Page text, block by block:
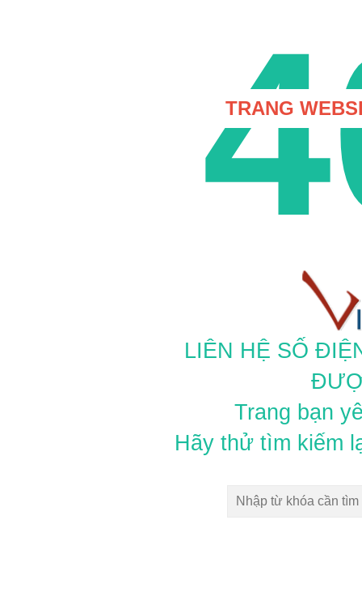
TRANG
LIÊN HỆ SỐ
Trang bạn
Hãy thử tìm kiếm